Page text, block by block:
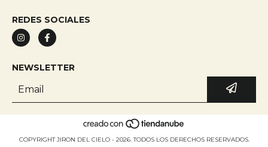
REDES SOCIALES
NEWSLETTER
COPYRIGHT JIRON DEL CIELO - 2026. TODOS LOS DERECHOS RESERVADOS.